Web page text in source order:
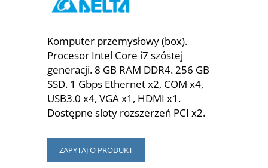
Komputer przemysłowy (box).
Procesor Intel Core i7 szóstej
generacji. 8 GB RAM DDR4. 256 GB
SSD. 1 Gbps Ethernet x2, COM x4,
USB3.0 x4, VGA x1, HDMI x1.
Dostępne sloty rozszerzeń PCI x2.
ZAPYTAJ O PRODUKT